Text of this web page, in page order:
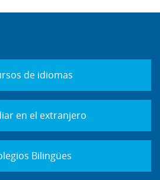
de idiomas
en el extranjero
Bilingües